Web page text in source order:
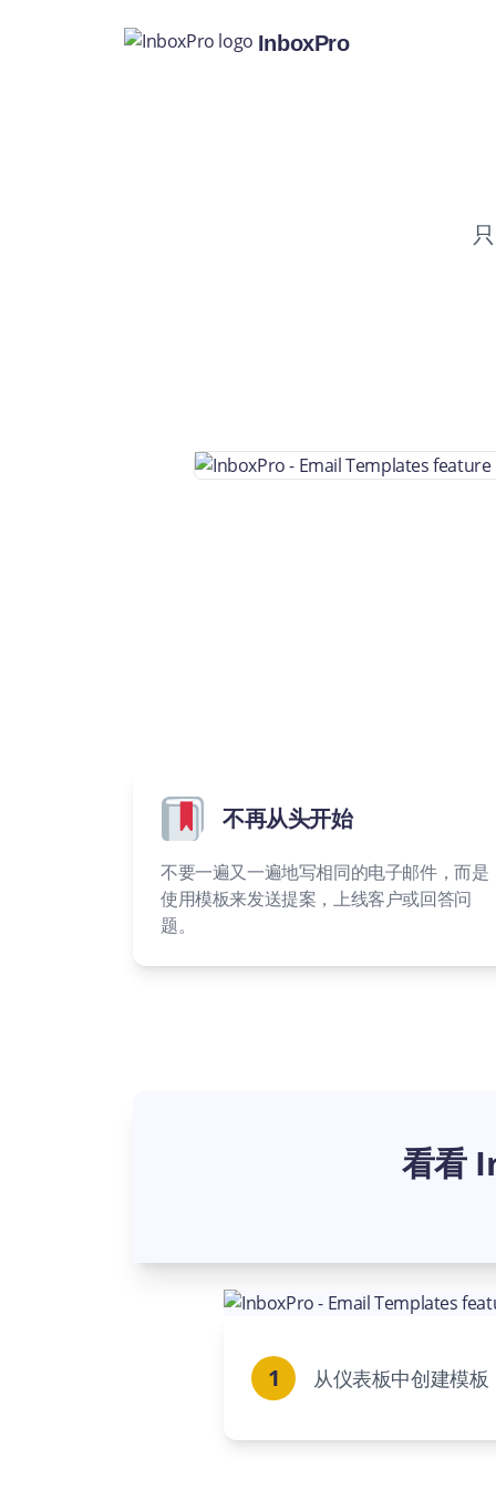
InboxPro
不再从头开始
不要一遍又一遍地写相同的电子邮件，而是
使用模板来发送提案，上线客户或回答问
题。
看看
1 从仪表板中创建模板